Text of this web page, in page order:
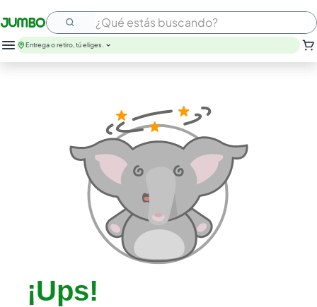
¿Qué estás buscando?
Entrega o retiro, tú eliges.
¡Ups!